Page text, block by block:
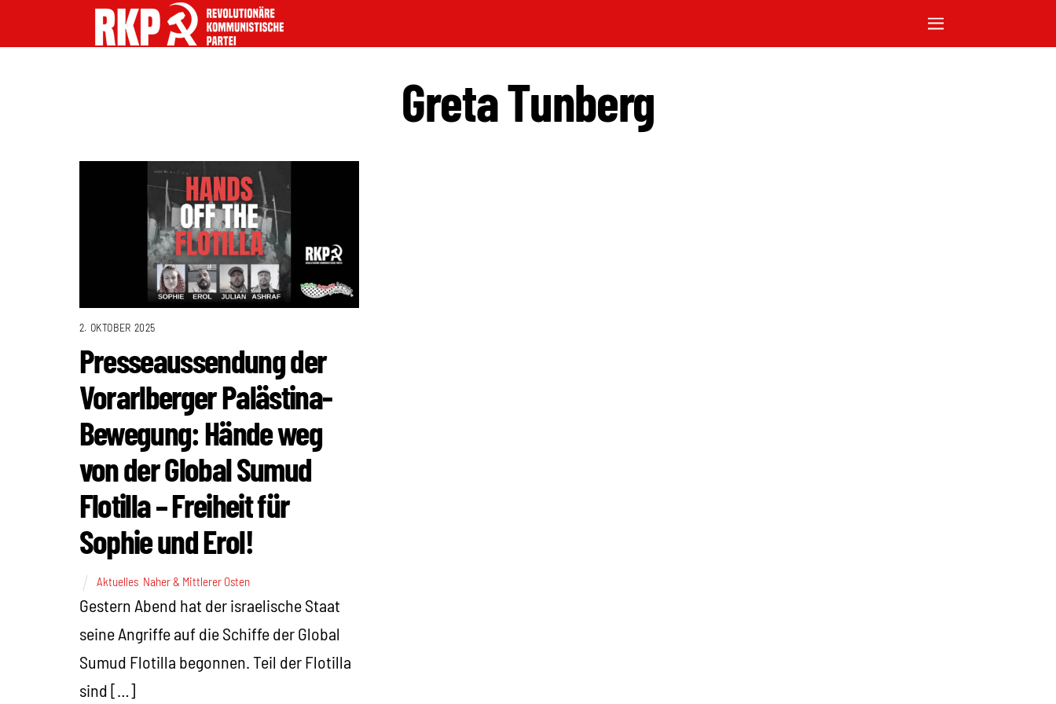
Greta Tunberg
2. OKTOBER 2025
Presseaussendung der
Vorarlberger Palästina-
Bewegung: Hände weg
von der Global Sumud
Flotilla – Freiheit für
Sophie und Erol!
Aktuelles, Naher & Mittlerer Osten
Gestern Abend hat der israelische Staat
seine Angriffe auf die Schiffe der Global
Sumud Flotilla begonnen. Teil der Flotilla
sind […]